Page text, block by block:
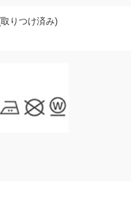
りつけ済み)